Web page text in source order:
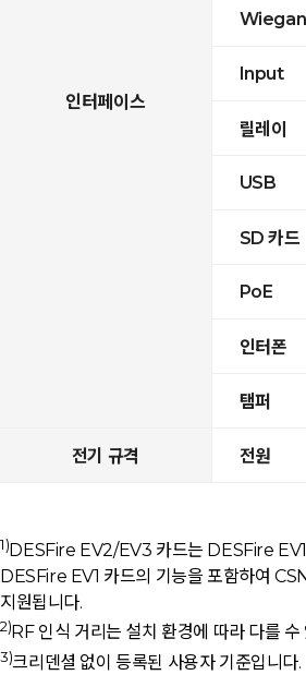
인터페이스
Input
릴레이
USB
SD 카드
PoE
인터폰
탬퍼
전기 규격 전원
1)DESFire EV2/EV3 카드는 DESFire
DESFire EV1 카드의 기능을 포함하여
지원됩니다.
2)RF 인식 거리는 설치 환경에 따라 다를 수
3)크리덴셜 없이 등록된 사용자 기준입니다.